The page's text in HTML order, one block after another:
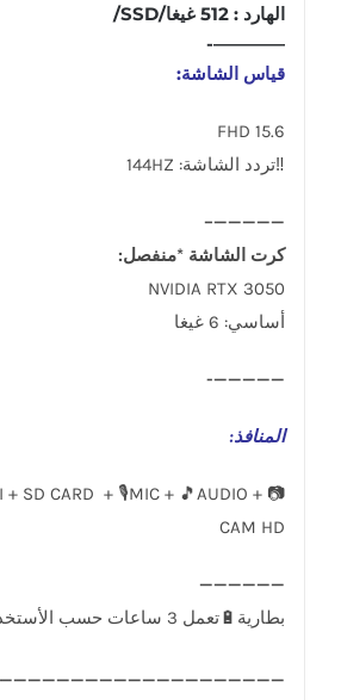
الهارد : 512 غيغا/SSD/
————-
قياس الشاشة:
15.6 FHD
‼تردد الشاشة: 144HZ
—————–
كرت الشاشة *منفصل:
NVIDIA RTX 3050
أساسي: 6 غيغا
—————-
المنافذ:
+ SD CARD + 🎙️MIC + 🎵AUDIO + 📷
CAM HD